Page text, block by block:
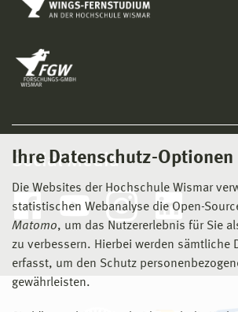
Ihre Datenschutz-Optionen
Die Websites der Hochschule Wismar
statistischen Webanalyse die Open-
Matomo, um das Nutzererlebnis für Sie
zu verbessern. Hierbei werden sämtliche
erfasst, um den Schutz
gewährleisten.
Social Media